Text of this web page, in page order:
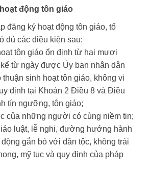
động tôn giáo
đăng ký hoạt động tôn giáo, tổ
đủ các điều kiện sau:
tôn giáo ổn định từ hai mươi
từ ngày được Ủy ban nhân dân
thuận sinh hoạt tôn giáo, không vi
định tại Khoản 2 Điều 8 và Điều
tín ngưỡng, tôn giáo;
của những người có cùng niềm tin;
luật, lễ nghi, đường hướng hành
gắn bó với dân tộc, không trái
mỹ tục và quy định của pháp